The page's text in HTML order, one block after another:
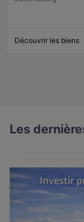
Découvrir les biens
Les